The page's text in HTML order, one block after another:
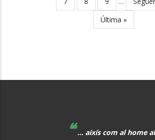
page
Last
page
Última »
❝... aixís com al home al